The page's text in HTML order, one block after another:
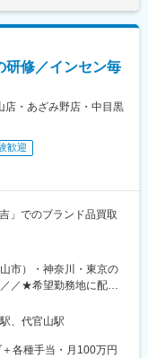
研修／インセン毎
店・あざみ野店・中目黒
歓迎
」でのブランド品買取
市）・神奈川・東京の
／★希望勤務地に配属
ングスタッフ募集★飯
は直行直帰OK（1）店
で11分■買取大吉 高山
、代官山駅
各種手当・月100万円